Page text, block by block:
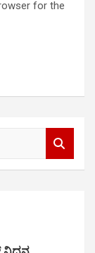
for the